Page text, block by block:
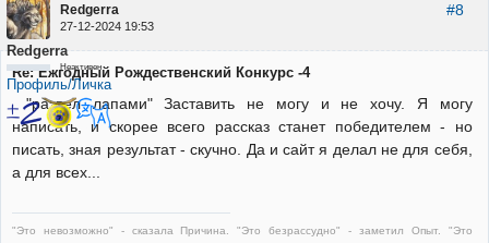
#8
Redgerra
27-12-2024 19:53
Redgerra
Неактивен
Профиль/Личка
Re: Ежгодный Рождественский Конкурс -4
"развел лапами" Заставить не могу и не хочу. Я могу
написать, и скорее всего рассказ станет победителем - но
писать, зная результат - скучно. Да и сайт я делал не для себя,
а для всех...
"Это невозможно" - сказала Причина. "Это безрассудно" - заметил Опыт. "Это